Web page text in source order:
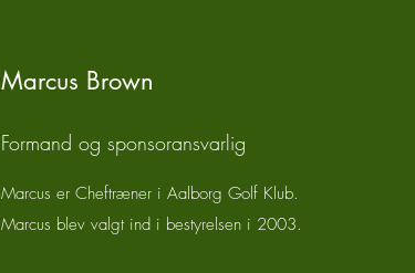
Marcus Brown
Formand og sponsoransvarlig
Marcus er Cheftræner i Aalborg Golf Klub.
Marcus blev valgt ind i bestyrelsen i 2003.